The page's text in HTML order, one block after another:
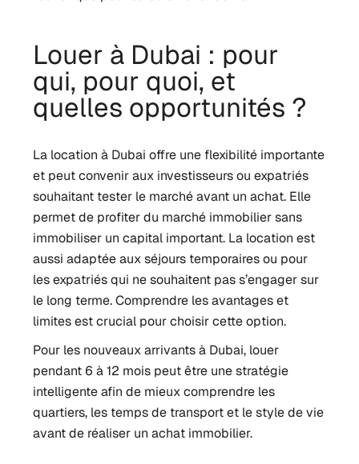
Louer à Dubai : pour
qui, pour quoi, et
quelles opportunités ?
La location à Dubai offre une flexibilité importante
et peut convenir aux investisseurs ou expatriés
souhaitant tester le marché avant un achat. Elle
permet de profiter du marché immobilier sans
immobiliser un capital important. La location est
aussi adaptée aux séjours temporaires ou pour
les expatriés qui ne souhaitent pas s’engager sur
le long terme. Comprendre les avantages et
limites est crucial pour choisir cette option.
Pour les nouveaux arrivants à Dubai, louer
pendant 6 à 12 mois peut être une stratégie
intelligente afin de mieux comprendre les
quartiers, les temps de transport et le style de vie
avant de réaliser un achat immobilier.